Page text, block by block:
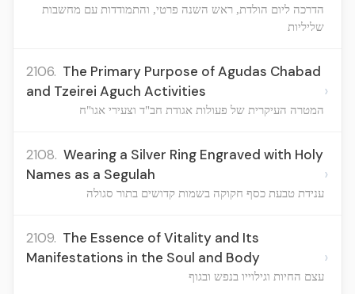
הדרכה ליום הולדת, ראש השנה פרטי, והתמודדות עם מחשבות
שליליות
2106. The Primary Purpose of Agudas Chabad
and Tzeirei Aguch Activities
המטרה העיקרית של פעולות אגודת חב"ד וצעירי אגו"ח
›
2108. Wearing a Silver Ring Engraved with Holy
Names as a Segulah
ענידת טבעת כסף חקוקה בשמות קדושים בתור סגולה
›
2109. The Essence of Vitality and Its
Manifestations in the Soul and Body
עצם החיות וגילוייו בנפש ובגוף
›